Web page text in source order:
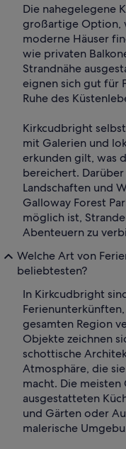
Die nahegelegene
großartige Option,
moderne Häuser
wie privaten
Strandnähe
eignen sich gut für
Ruhe des
Kirkcudbright
mit Galerien und
erkunden gilt, was
bereichert.
Landschaften und
Galloway Forest
möglich ist,
Abenteuern zu
Welche Art von
beliebtesten?
In Kirkcudbright
gesamten Region
Objekte zeichnen
schottische
Atmosphäre, die
macht. Die
ausgestatteten
und Gärten oder
malerische